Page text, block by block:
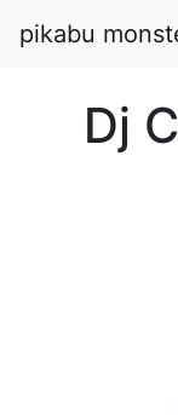
pikabu
Dj